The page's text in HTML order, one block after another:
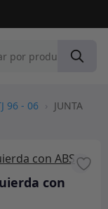
96 - 06 › JUNTA
con